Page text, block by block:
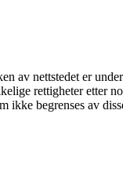
av nettstedet er
rettigheter etter
ikke begrenses av